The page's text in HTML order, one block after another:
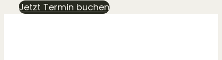
Jetzt Termin buchen